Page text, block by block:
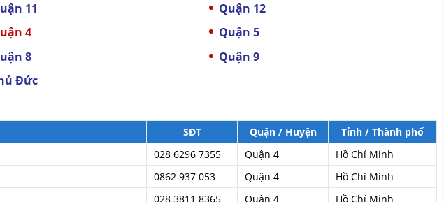
11
Quận 12
4
Quận 5
8
Quận 9
Đức
SĐT Quận / Huyện
Tỉnh / Thành phố
028 6296 7355 Quận 4
Hồ Chí Minh
0862 937 053 Quận 4
Hồ Chí Minh
028 3811 8365 Quận 4
Hồ Chí Minh